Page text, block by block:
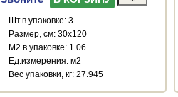
Шт.в упаковке: 3
Размер, см: 30x120
М2 в упаковке: 1.06
Ед.измерения: м2
Веc упаковки, кг: 27.945